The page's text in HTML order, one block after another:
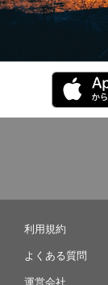
利用規約
よくある質問
運営会社